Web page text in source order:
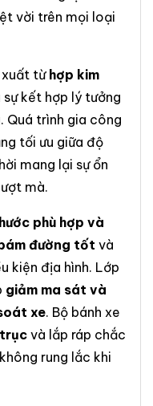
vời trên mọi loại
xuất từ hợp kim
sự kết hợp lý tưởng
Quá trình gia công
tối ưu giữa độ
mang lại sự ổn
mà.
phù hợp và
bám đường tốt và
kiện địa hình. Lớp
giảm ma sát và
xe. Bộ bánh xe
và lắp ráp chắc
rung lắc khi